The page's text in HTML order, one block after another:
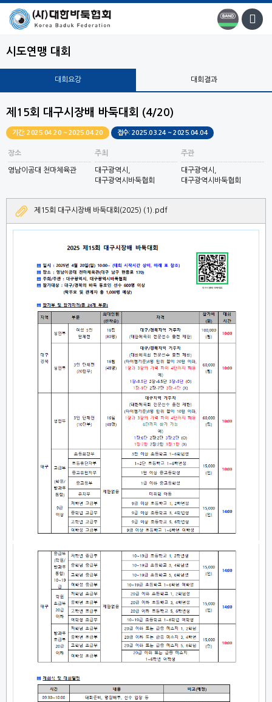
시도연맹 대회
대회요강 대회결과
제15회 대구시장배 바둑대회 (4/20)
기간: 2025.04.20 ~ 2025.04.20 접수: 2025.03.24 ~ 2025.04.04
장소
영남이공대 천마체육관
주최
대구광역시,
대구광역시바둑협회
주관
대구광역시,
대구광역시바둑협회
제15회 대구시장배 바둑대회(2025) (1).pdf